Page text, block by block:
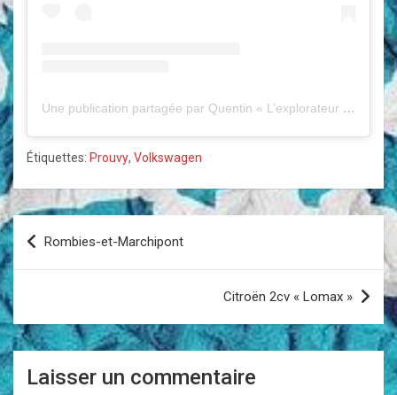
Une publication partagée par Quentin « L’explorateur à moto » (@lexplorateuramoto)
Étiquettes: Prouvy, Volkswagen
Navigation
de
l’article
Rombies-et-Marchipont
Citroën 2cv « Lomax »
Laisser un commentaire